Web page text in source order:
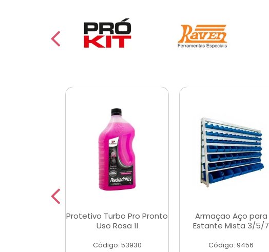
Protetivo Turbo Pro Pronto
Uso Rosa 1l
Código: 53930
Armaçao Aço para
Estante Mista 3/5/7
Código: 9456